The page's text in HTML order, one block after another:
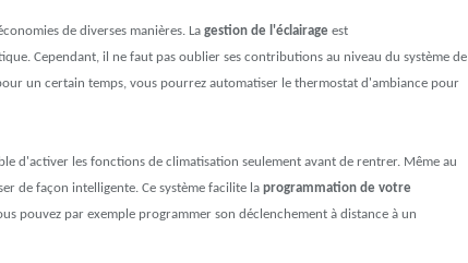
de diverses manières. La gestion de l'éclairage est
Cependant, il ne faut pas oublier ses contributions au niveau du système de
un certain temps, vous pourrez automatiser le thermostat d'ambiance pour
d'activer les fonctions de climatisation seulement avant de rentrer. Même au
de façon intelligente. Ce système facilite la programmation de votre
pouvez par exemple programmer son déclenchement à distance à un